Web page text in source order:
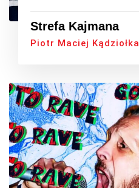
Strefa Kajmana
Piotr Maciej Kądziołka